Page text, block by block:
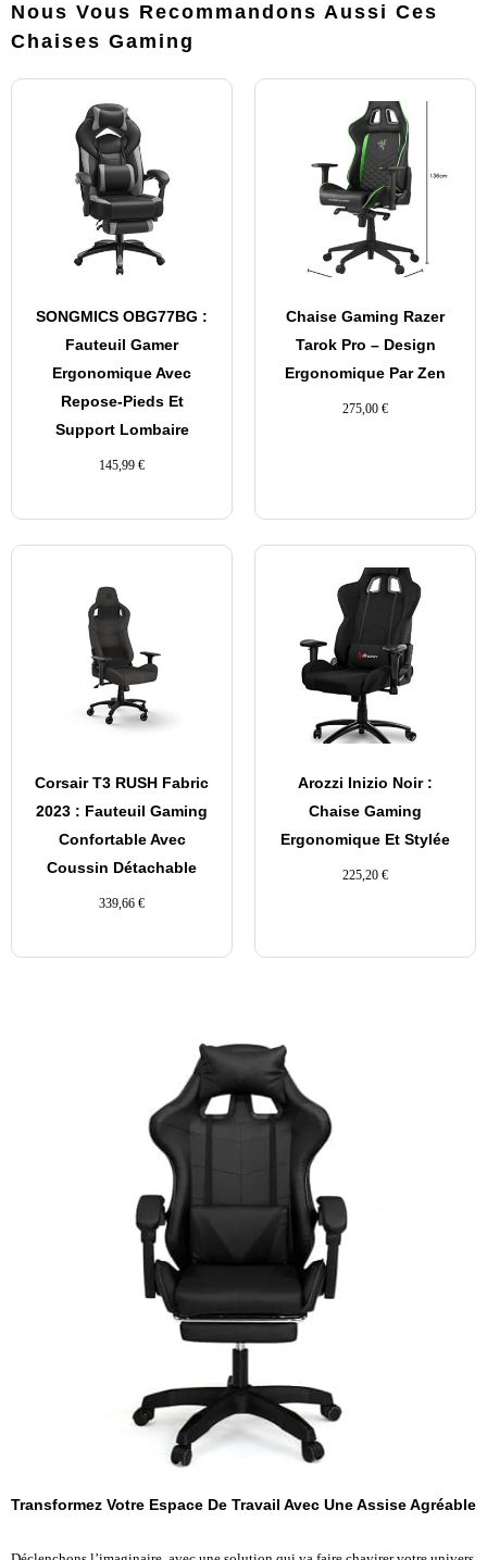
Nous Vous Recommandons Aussi Ces
Chaises Gaming
SONGMICS OBG77BG :
Fauteuil Gamer
Ergonomique Avec
Repose-Pieds Et
Support Lombaire
145,99 €
Chaise Gaming Razer
Tarok Pro – Design
Ergonomique Par Zen
275,00 €
Corsair T3 RUSH Fabric
2023 : Fauteuil Gaming
Confortable Avec
Coussin Détachable
339,66 €
Arozzi Inizio Noir :
Chaise Gaming
Ergonomique Et Stylée
225,20 €
Transformez Votre Espace De Travail Avec Une Assise Agréable